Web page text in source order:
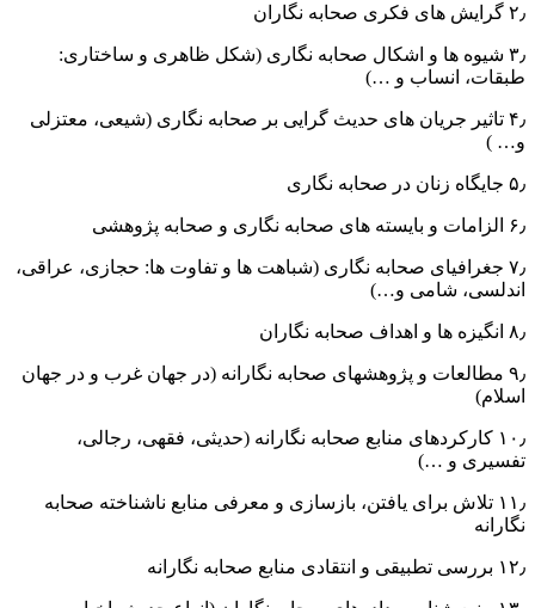
۲٫ گرایش های فکری صحابه نگاران
۳٫ شیوه ها و اشکال صحابه نگاری (شکل ظاهری و ساختاری:
طبقات، انساب و …)
۴٫ تاثیر جریان های حدیث گرایی بر صحابه نگاری (شیعی، معتزلی
و… )
۵٫ جایگاه زنان در صحابه نگاری
۶٫ الزامات و بایسته های صحابه نگاری و صحابه پژوهشی
۷٫ جغرافیای صحابه نگاری (شباهت ها و تفاوت ها: حجازی، عراقی،
اندلسی، شامی و…)
۸٫ انگیزه ها و اهداف صحابه نگاران
۹٫ مطالعات و پژوهشهای صحابه نگارانه (در جهان غرب و در جهان
اسلام)
۱۰٫ کارکردهای منابع صحابه نگارانه (حدیثی، فقهی، رجالی،
تفسیری و …)
۱۱٫ تلاش برای یافتن، بازسازی و معرفی منابع ناشناخته صحابه
نگارانه
۱۲٫ بررسی تطبیقی و انتقادی منابع صحابه نگارانه